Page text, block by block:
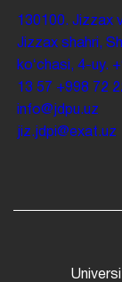
130100. Jizzax
Jizzax shahri,
koʻchasi, 4-uy.
13 57 +998 72
info@jdpu.uz
jiz.jdpi@exat.uz